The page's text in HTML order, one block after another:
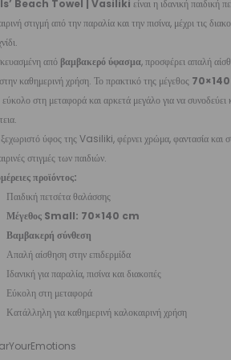
Beach Towel | Vasiliki είναι η ιδανική παιδική
στιγμή από την παραλία και την πισίνα, μέχρι τις
από βαμβακερό ύφασμα, προσφέρει απαλή
καθημερινή χρήση. Το πρακτικό της μέγεθος
εύκολο στη μεταφορά και αρκετά μεγάλο για να συνοδεύει
ύφος της Vasiliki, φέρνει χρώμα, φαντασία και
στιγμές των παιδιών.
προϊόντος:
Παιδική πετσέτα θαλάσσης
Μέγεθος Small: 70×140 cm
Βαμβακερή σύνθεση
Απαλή αίσθηση στην επιδερμίδα
Ιδανική για παραλία, πισίνα και διακοπές
Εύκολη στη μεταφορά
Κατάλληλη για καθημερινή καλοκαιρινή χρήση